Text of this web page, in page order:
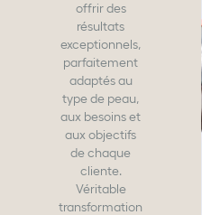
offrir des
résultats
exceptionnels,
parfaitement
adaptés au
type de peau,
aux besoins et
aux objectifs
de chaque
cliente.
Véritable
transformation